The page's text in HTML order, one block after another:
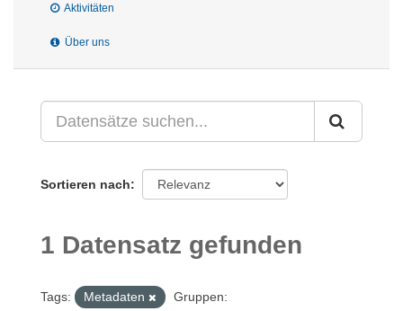
Aktivitäten
Über uns
Sortieren nach
1 Datensatz gefunden
Tags: Metadaten
Gruppen: